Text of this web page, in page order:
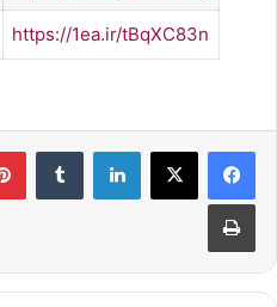
https://1ea.ir/tBqXC83n
لینکدین ‫تامبلر
چاپ